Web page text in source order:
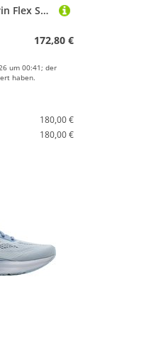
Brooks Damen Glycerin Flex Schuhe
172,80 €
um 00:41; der
haben.
180,00 €
180,00 €